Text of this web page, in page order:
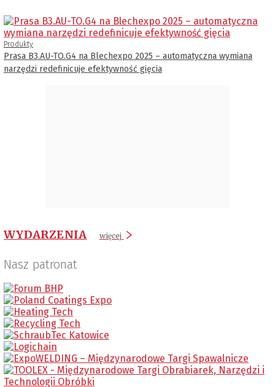
Produkty
Prasa B3.AU-TO.G4 na Blechexpo 2025 – automatyczna wymiana
narzędzi redefinicuje efektywność gięcia
WYDARZENIA więcej
Nasz patronat